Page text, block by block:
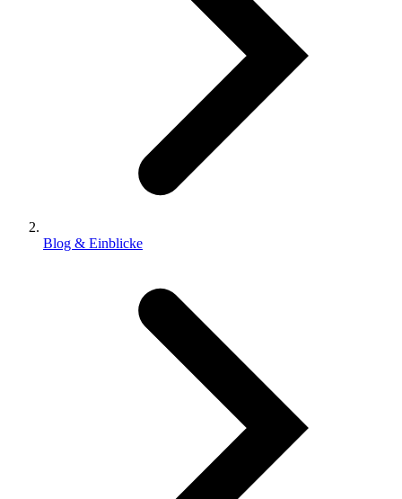
Blog & Einblicke